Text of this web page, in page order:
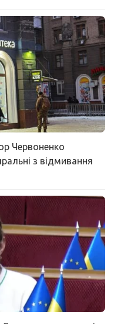
Червоненко
з відмивання